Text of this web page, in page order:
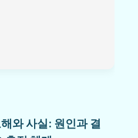
와 사실: 원인과 결